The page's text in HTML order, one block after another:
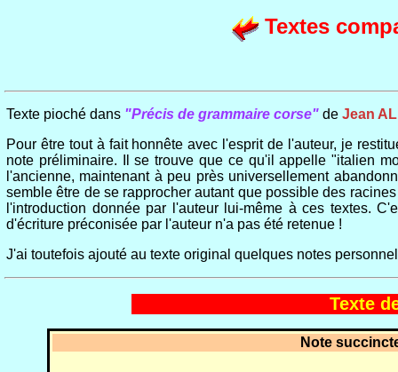
Textes
Texte pioché dans "Précis de grammaire corse" de Jean
Pour être tout à fait honnête avec l'esprit de l'auteur, je
note préliminaire. Il se trouve que ce qu'il appelle "italien
l'ancienne, maintenant à peu près universellement
semble être de se rapprocher autant que possible des
l'introduction donnée par l'auteur lui-même à ces textes.
d'écriture préconisée par l'auteur n'a pas été retenue !
J'ai toutefois ajouté au texte original quelques notes
Texte
Note